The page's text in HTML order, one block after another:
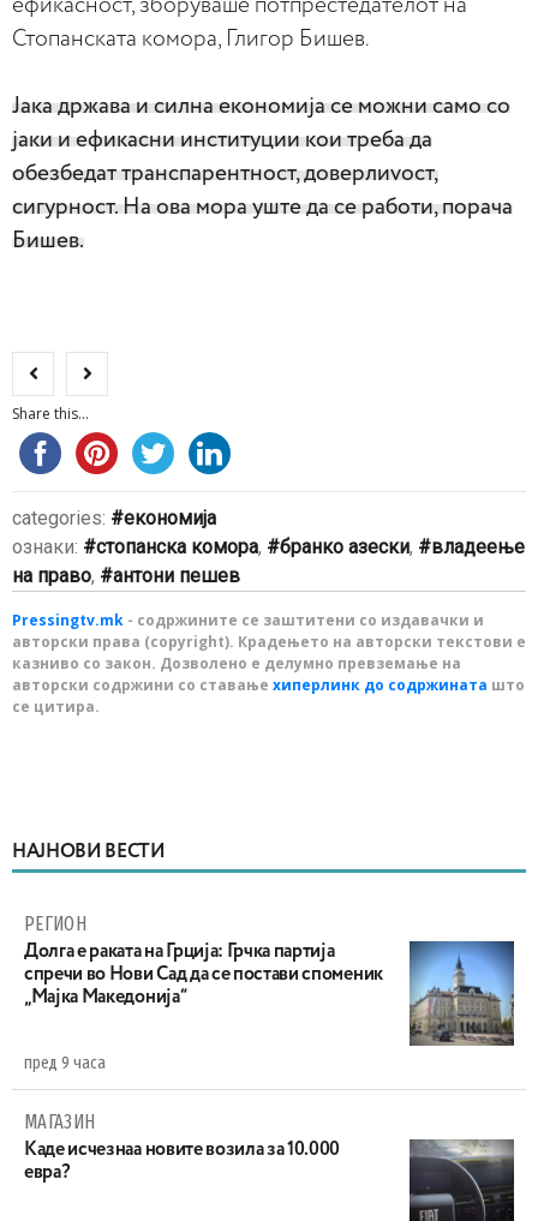
ефикасност, зборуваше потпрестедателот на
Стопанската комора, Глигор Бишев.
Јака држава и силна економија се можни само со
јаки и ефикасни институции кои треба да
обезбедат транспарентност, доверлиvост,
сигурност. На ова мора уште да се работи, порача
Бишев.
Share this...
categories:
економија
ознаки:
стопанска комора, бранко азески,
владеење
на право, антони пешев
Pressingtv.mk - содржините се заштитени со издавачки и
авторски права (copyright). Крадењето на авторски текстови е
казниво со закон. Дозволено е делумно превземање на
авторски содржини со ставање хиперлинк до содржината што
се цитира.
НАЈНОВИ ВЕСТИ
РЕГИОН
Долга е раката на Грција: Грчка партија
спречи во Нови Сад да се постави споменик
„Мајка Македонија“
пред 9 часа
МАГАЗИН
Каде исчезнаа новите возила за 10.000
евра?